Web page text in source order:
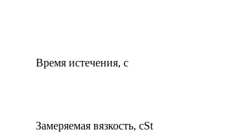
Время истечения, с
Замеряемая вязкость, cSt